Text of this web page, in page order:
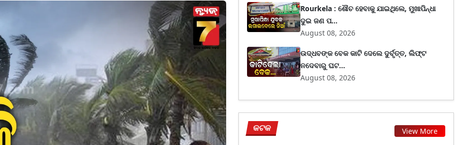
Rourkela : ଶୌଚ ହେବାକୁ ଯାଇଥିଲେ, ମୁଖାପିନ୍ଧା
ଦୁଇ ଜଣ ପ...
August 08, 2026
ଉଦ୍ଧବଙ୍କ ବେକ କାଟି ଦେଲେ ଦୁର୍ବୃତ୍ତ, ଲିଫ୍ଟ
ନଦେବାରୁ ଘଟ...
August 08, 2026
କଟକ View More